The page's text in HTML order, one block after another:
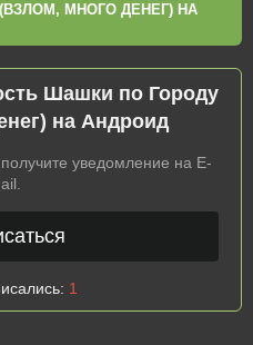
МНОГО ДЕНЕГ) НА
Шашки по Городу
на Андроид
уведомление на E-
1